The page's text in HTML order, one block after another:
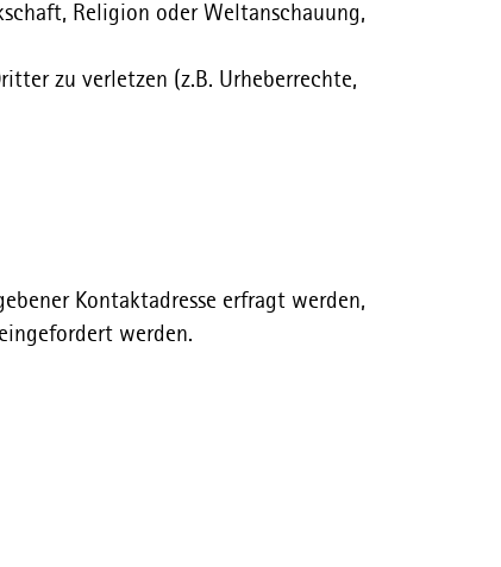
Religion oder Weltanschauung,
zu verletzen (z.B. Urheberrechte,
Kontaktadresse erfragt werden,
werden.